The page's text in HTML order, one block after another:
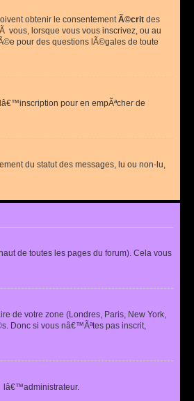
obtenir le consentementÃ©crit des
vous, lorsque vous vous inscrivez, ou au
pour des questions lÃ©gales de toute
pour en empÃªcher de
du statut des messages, lu ou non-lu,
de toutes les pages du forum). Cela vous
de votre zone (Londres, Paris, New York,
Donc si vous nâ€™Ãªtes pas inscrit,
lâ€™administrateur.